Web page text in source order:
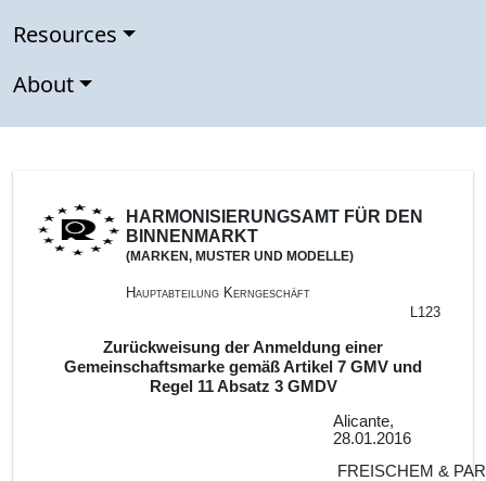
Resources
About
HARMONISIERUNGSAMT FÜR DEN
BINNENMARKT
(MARKEN, MUSTER UND MODELLE)
Hauptabteilung Kerngeschäft
L123
Zurückweisung der Anmeldung einer
Gemeinschaftsmarke gemäß Artikel 7 GMV und
Regel 11 Absatz 3 GMDV
Alicante,
28.01.2016
FREISCHEM &